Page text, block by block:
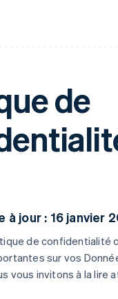
de
à jour : 16 janvier
de confidentialité
sur vos
vous invitons à la lire